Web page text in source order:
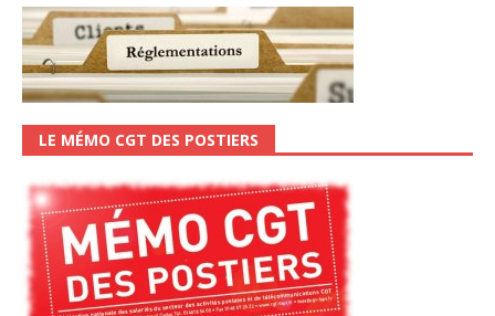
LE MÉMO CGT DES POSTIERS